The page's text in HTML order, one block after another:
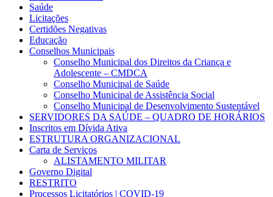
Saúde
Licitações
Certidões Negativas
Educação
Conselhos Municipais
Conselho Municipal dos Direitos da Criança e
Adolescente – CMDCA
Conselho Municipal de Saúde
Conselho Municipal de Assistência Social
Conselho Municipal de Desenvolvimento Sustentável
SERVIDORES DA SAÚDE – QUADRO DE HORÁRIOS
Inscritos em Dívida Ativa
ESTRUTURA ORGANIZACIONAL
Carta de Serviços
ALISTAMENTO MILITAR
Governo Digital
RESTRITO
Processos Licitatórios | COVID-19